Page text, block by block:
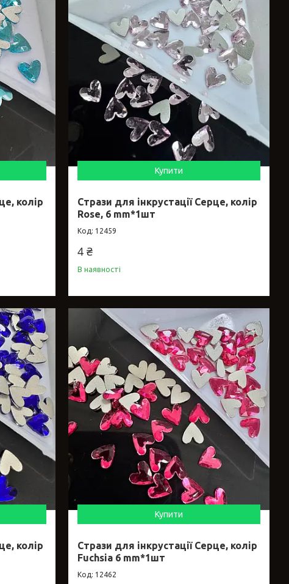
колір
Купити
Стрази для інкрустації Серце, колір
Rose, 6 mm*1шт
12459
4 ₴
В наявності
колір
Купити
Стрази для інкрустації Серце, колір
Fuchsia 6 mm*1шт
12462